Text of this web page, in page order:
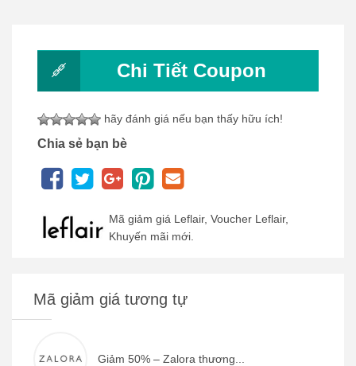
Chi Tiết Coupon
hãy đánh giá nếu bạn thấy hữu ích!
Chia sẻ bạn bè
Mã giảm giá Leflair, Voucher Leflair,
Khuyến mãi mới.
Mã giảm giá tương tự
Giảm 50% – Zalora thương...